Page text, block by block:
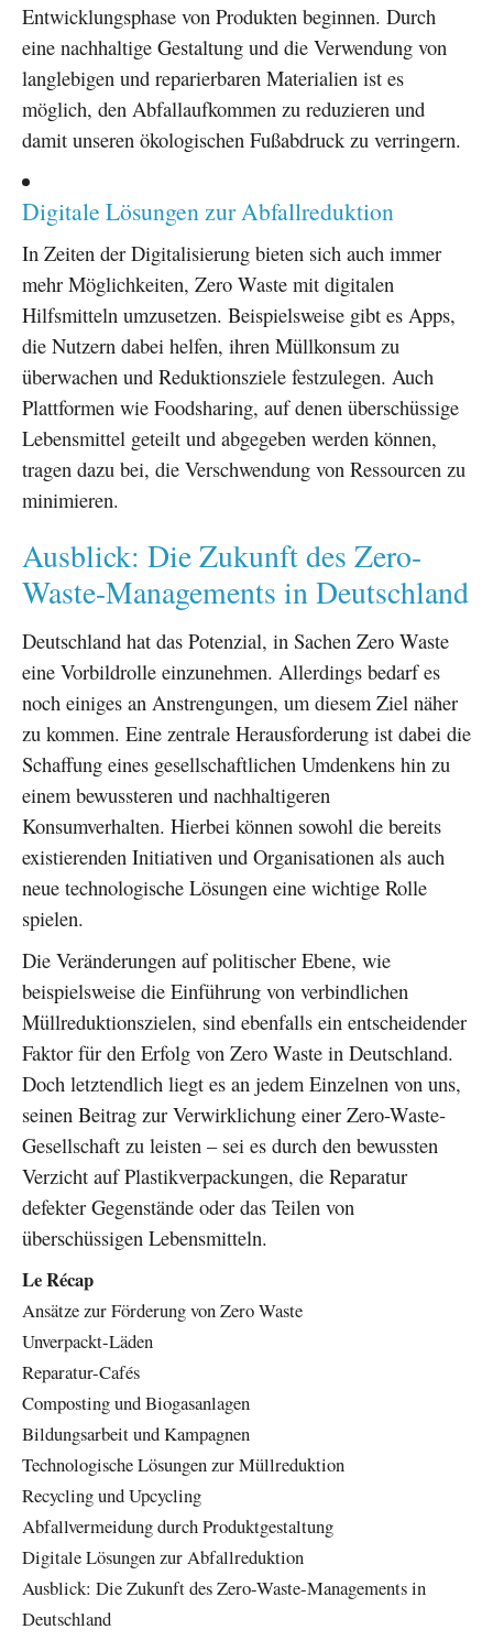
Entwicklungsphase von Produkten beginnen. Durch
eine nachhaltige Gestaltung und die Verwendung von
langlebigen und reparierbaren Materialien ist es
möglich, den Abfallaufkommen zu reduzieren und
damit unseren ökologischen Fußabdruck zu verringern.
Digitale Lösungen zur Abfallreduktion
In Zeiten der Digitalisierung bieten sich auch immer
mehr Möglichkeiten, Zero Waste mit digitalen
Hilfsmitteln umzusetzen. Beispielsweise gibt es Apps,
die Nutzern dabei helfen, ihren Müllkonsum zu
überwachen und Reduktionsziele festzulegen. Auch
Plattformen wie Foodsharing, auf denen überschüssige
Lebensmittel geteilt und abgegeben werden können,
tragen dazu bei, die Verschwendung von Ressourcen zu
minimieren.
Ausblick: Die Zukunft des Zero-
Waste-Managements in Deutschland
Deutschland hat das Potenzial, in Sachen Zero Waste
eine Vorbildrolle einzunehmen. Allerdings bedarf es
noch einiges an Anstrengungen, um diesem Ziel näher
zu kommen. Eine zentrale Herausforderung ist dabei die
Schaffung eines gesellschaftlichen Umdenkens hin zu
einem bewussteren und nachhaltigeren
Konsumverhalten. Hierbei können sowohl die bereits
existierenden Initiativen und Organisationen als auch
neue technologische Lösungen eine wichtige Rolle
spielen.
Die Veränderungen auf politischer Ebene, wie
beispielsweise die Einführung von verbindlichen
Müllreduktionszielen, sind ebenfalls ein entscheidender
Faktor für den Erfolg von Zero Waste in Deutschland.
Doch letztendlich liegt es an jedem Einzelnen von uns,
seinen Beitrag zur Verwirklichung einer Zero-Waste-
Gesellschaft zu leisten – sei es durch den bewussten
Verzicht auf Plastikverpackungen, die Reparatur
defekter Gegenstände oder das Teilen von
überschüssigen Lebensmitteln.
Le Récap
Ansätze zur Förderung von Zero Waste
Unverpackt-Läden
Reparatur-Cafés
Composting und Biogasanlagen
Bildungsarbeit und Kampagnen
Technologische Lösungen zur Müllreduktion
Recycling und Upcycling
Abfallvermeidung durch Produktgestaltung
Digitale Lösungen zur Abfallreduktion
Ausblick: Die Zukunft des Zero-Waste-Managements in
Deutschland